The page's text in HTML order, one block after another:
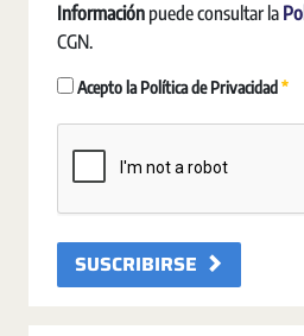
Información puede consultar la
CGN.
Acepto la Política de Privacidad
SUSCRIBIRSE